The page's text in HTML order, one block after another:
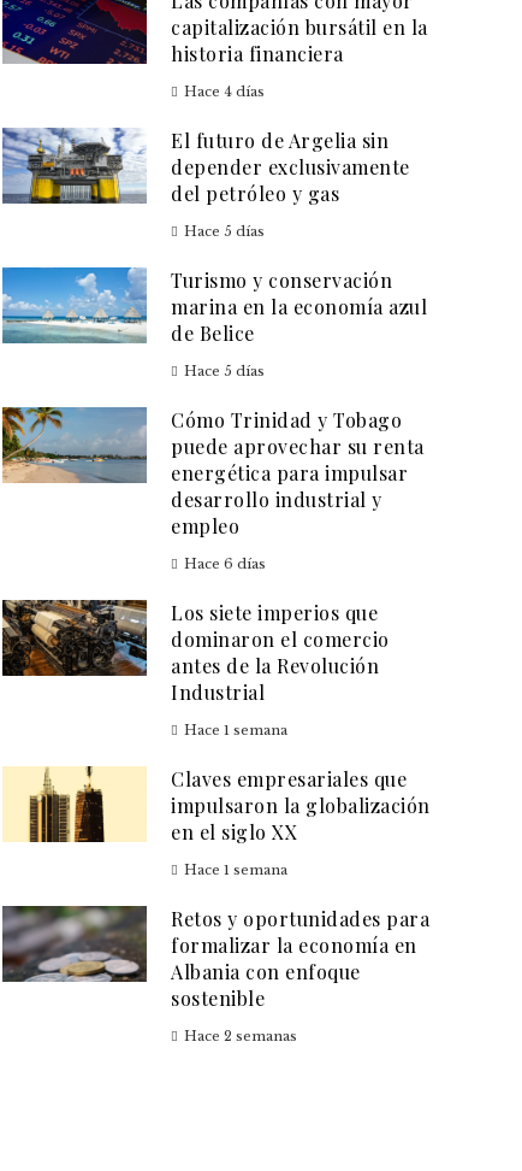
capitalización bursátil en la
historia financiera
Hace 4 días
El futuro de Argelia sin
depender exclusivamente
del petróleo y gas
Hace 5 días
Turismo y conservación
marina en la economía azul
de Belice
Hace 5 días
Cómo Trinidad y Tobago
puede aprovechar su renta
energética para impulsar
desarrollo industrial y
empleo
Hace 6 días
Los siete imperios que
dominaron el comercio
antes de la Revolución
Industrial
Hace 1 semana
Claves empresariales que
impulsaron la globalización
en el siglo XX
Hace 1 semana
Retos y oportunidades para
formalizar la economía en
Albania con enfoque
sostenible
Hace 2 semanas